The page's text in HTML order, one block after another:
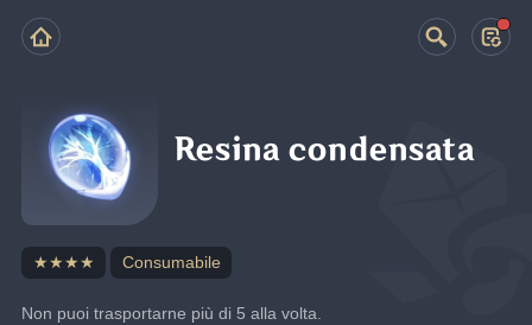
Resina condensata
★★★★ Consumabile
Non puoi trasportarne più di 5 alla volta.